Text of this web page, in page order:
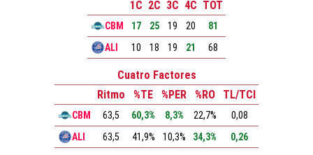
1C 2C 3C 4C TOT
CBM 17 25 19 20
81
ALI
10 18 19 21 68
Cuatro Factores
Ritmo
%TE %PER %RO TL/TCI
CBM 63,5 60,3% 8,3% 22,7%
0,08
ALI
63,5 41,9% 10,3% 34,3% 0,26